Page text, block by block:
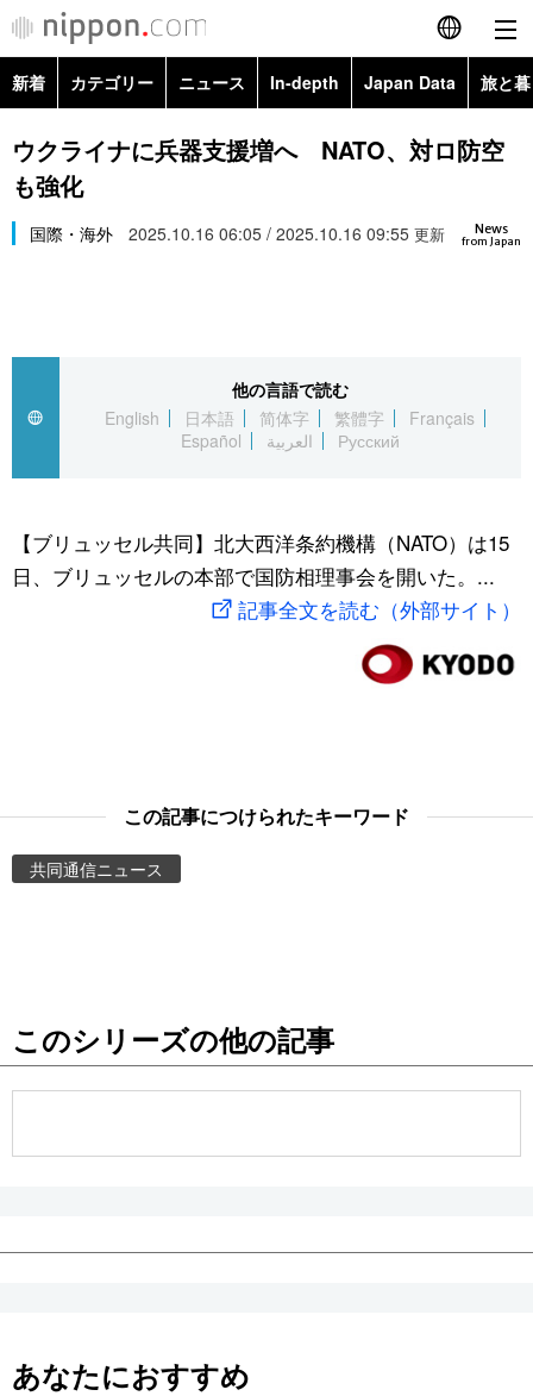
English
简体字
Русский
カテゴリー
経済・ビジネス
国際
文化
トップ
アーカイブ
In-depth
Japan Data
動画/Live
お知らせ
新着 カテゴリー ニュース In-depth Japan Data 旅と
政治・外交
経済・ビジネス
スポーツ・東京2020
Topics
ウクライナに兵器支援増へ NATO、対ロ防空
も強化
News
from Japan
国際・海外 2025.10.16 06:05 / 2025.10.16 09:55 更新
他の言語で読む
English
日本語 简体字 繁體字
Français
Español
العربية Русский
【ブリュッセル共同】北大西洋条約機構（NATO）は15
日、ブリュッセルの本部で国防相理事会を開いた。...
記事全文を読む（外部サイト）
この記事につけられたキーワード
共同通信ニュース
このシリーズの他の記事
あなたにおすすめ